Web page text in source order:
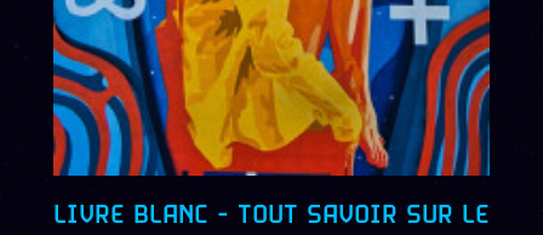
LIVRE BLANC - TOUT SAVOIR SUR LE